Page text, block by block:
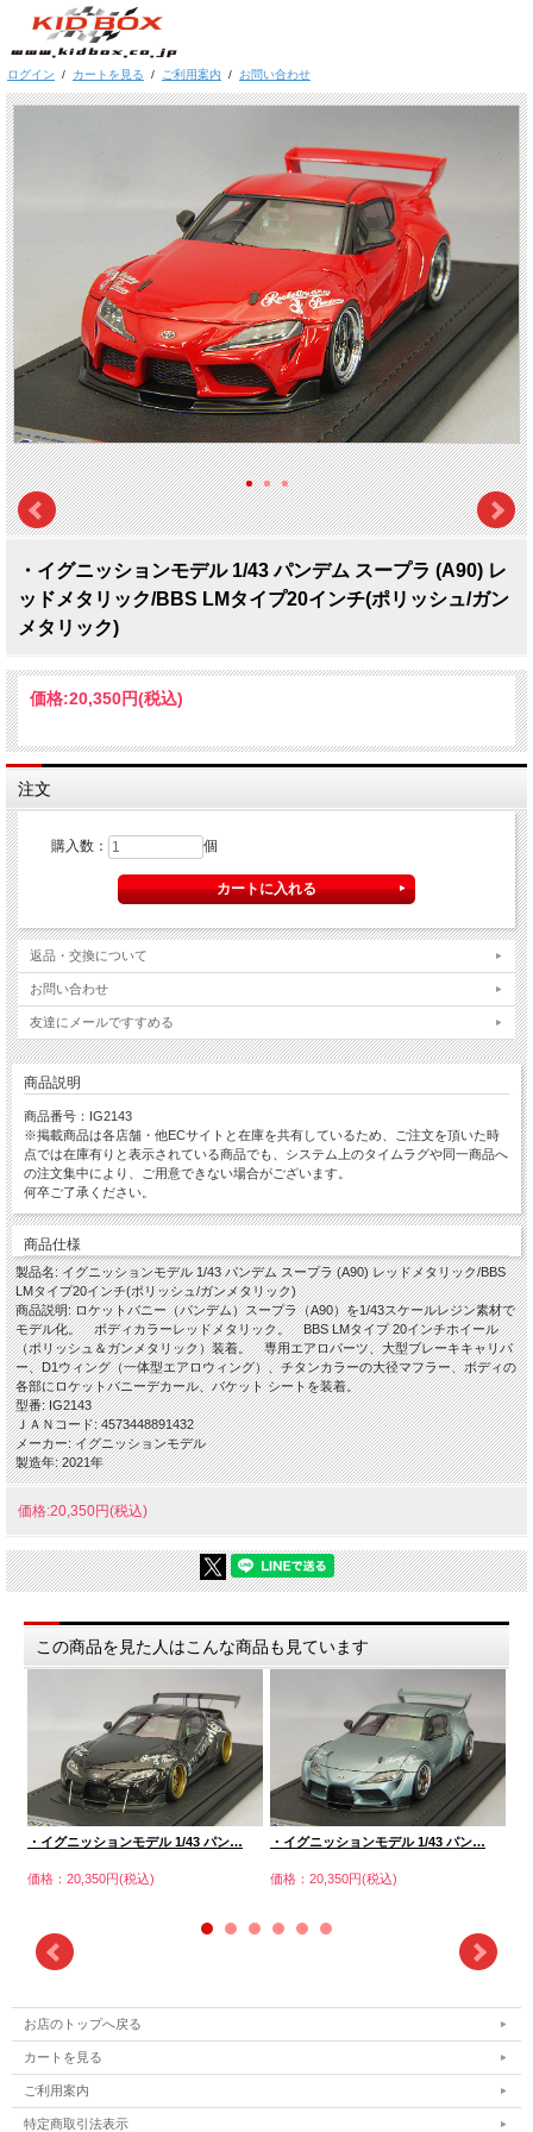
ログイン / カートを見る / ご利用案内 / お問い合わせ
・イグニッションモデル 1/43 パンデム スープラ (A90) レ
ッドメタリック/BBS LMタイプ20インチ(ポリッシュ/ガン
メタリック)
価格:20,350円(税込)
注文
購入数： 個
返品・交換について
お問い合わせ
友達にメールですすめる
商品説明
商品番号：IG2143
※掲載商品は各店舗・他ECサイトと在庫を共有しているため、ご注文を頂いた時
点では在庫有りと表示されている商品でも、システム上のタイムラグや同一商品へ
の注文集中により、ご用意できない場合がございます。
何卒ご了承ください。
商品仕様
製品名: イグニッションモデル 1/43 パンデム スープラ (A90) レッドメタリック/BBS
LMタイプ20インチ(ポリッシュ/ガンメタリック)
商品説明: ロケットバニー（パンデム）スープラ（A90）を1/43スケールレジン素材で
モデル化。 ボディカラーレッドメタリック。 BBS LMタイプ 20インチホイール
（ポリッシュ＆ガンメタリック）装着。 専用エアロパーツ、大型ブレーキキャリパ
ー、D1ウィング（一体型エアロウィング）、チタンカラーの大径マフラー、ボディの
各部にロケットバニーデカール、バケット シートを装着。
型番: IG2143
ＪＡＮコード: 4573448891432
メーカー: イグニッションモデル
製造年: 2021年
価格:20,350円(税込)
この商品を見た人はこんな商品も見ています
・イグニッションモデル 1/43 パン…
価格：20,350円(税込)
・イグニッションモデル 1/43 パン…
価格：20,350円(税込)
お店のトップへ戻る
カートを見る
ご利用案内
特定商取引法表示